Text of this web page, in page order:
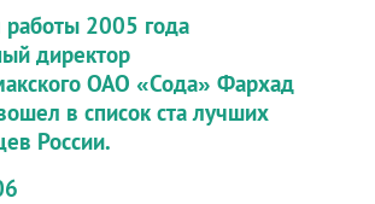
работы 2005 года
директор
ОАО «Сода» Фархад
в список ста лучших
России.